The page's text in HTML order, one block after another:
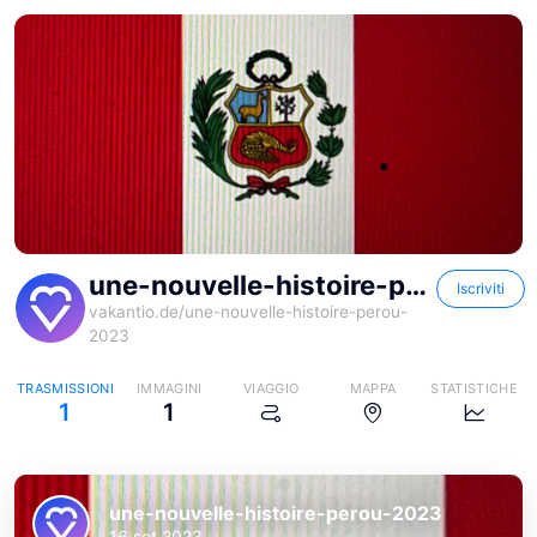
une-nouvelle-histoire-perou-2023
vakantio.de/une-nouvelle-histoire-perou-
2023
Iscriviti
TRASMISSIONI
1
IMMAGINI
1
VIAGGIO MAPPA STATISTICHE
une-nouvelle-histoire-perou-2023